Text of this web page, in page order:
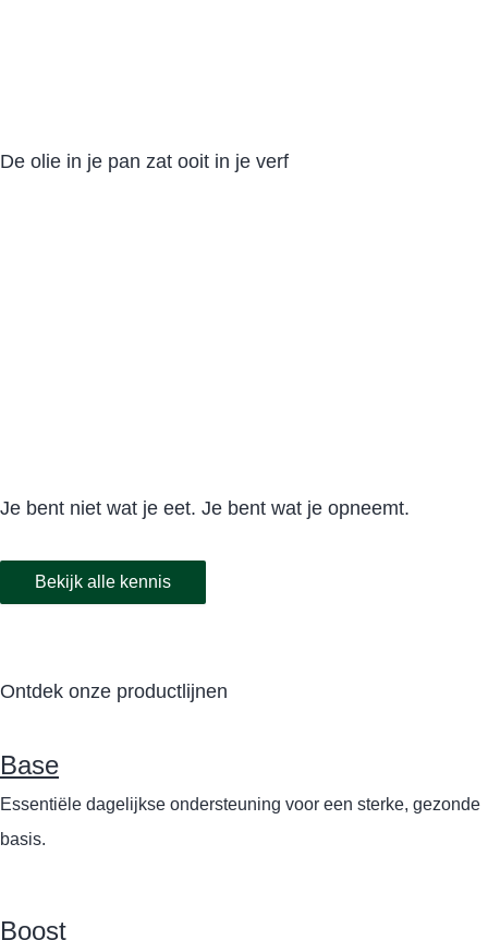
De olie in je pan zat ooit in je verf
Je bent niet wat je eet. Je bent wat je opneemt.
Bekijk alle kennis
Ontdek onze productlijnen
Base
Essentiële dagelijkse ondersteuning voor een sterke, gezonde
basis.
Boost